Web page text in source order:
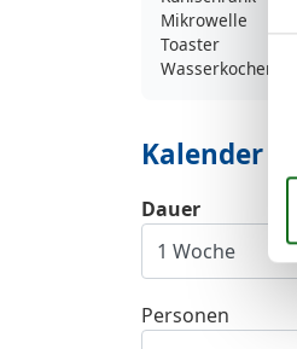
Mikrowelle
Toaster
Wasserkocher
Kalender
Dauer
Personen